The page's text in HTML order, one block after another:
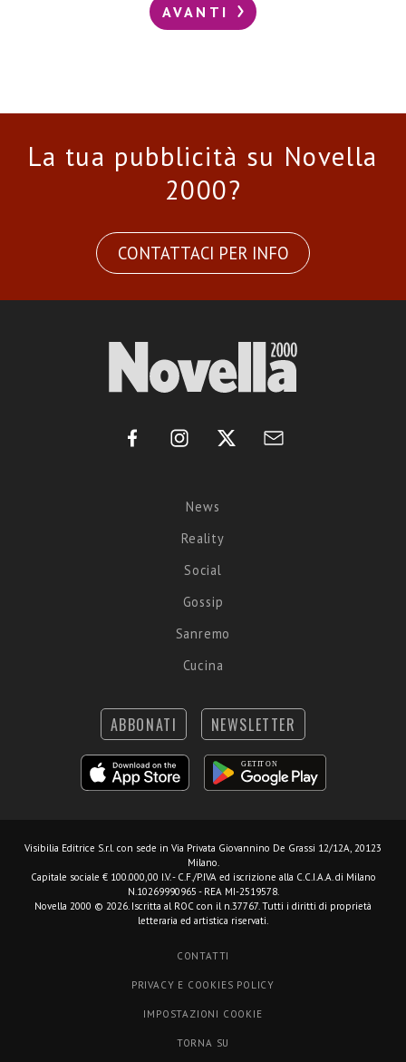
AVANTI
La tua pubblicità su Novella
2000?
CONTATTACI PER INFO
News
Reality
Social
Gossip
Sanremo
Cucina
ABBONATI NEWSLETTER
Visibilia Editrice S.r.l. con sede in Via Privata Giovannino De Grassi 12/12A, 20123
Milano.
Capitale sociale € 100.000,00 I.V. - C.F./P.IVA ed iscrizione alla C.C.I.A.A. di Milano
N.10269990965 - REA MI-2519578.
Novella 2000 © 2026. Iscritta al ROC con il n.37767. Tutti i diritti di proprietà
letteraria ed artistica riservati.
CONTATTI
PRIVACY E COOKIES POLICY
IMPOSTAZIONI COOKIE
TORNA SU